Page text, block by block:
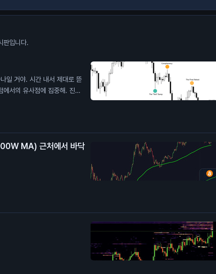
판입니다.
일 거야. 시간 내서 제대로 뜯
서의 유사점에 집중해. 진한
러 위에 있어. 확장 오기 전에
MA) 근처에서 바닥